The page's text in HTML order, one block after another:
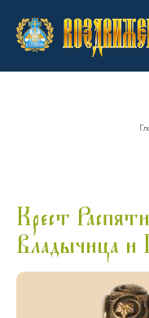
Крест
Владычица и